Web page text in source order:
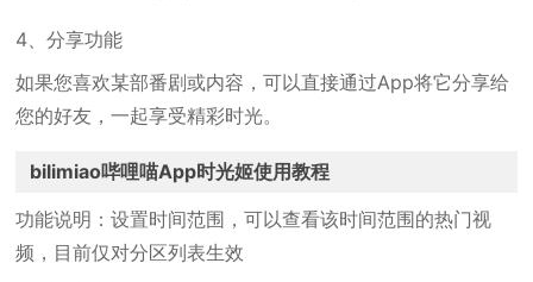
4、分享功能
如果您喜欢某部番剧或内容，可以直接通过App将它分享给
您的好友，一起享受精彩时光。
bilimiao哔哩喵App时光姬使用教程
功能说明：设置时间范围，可以查看该时间范围的热门视
频，目前仅对分区列表生效